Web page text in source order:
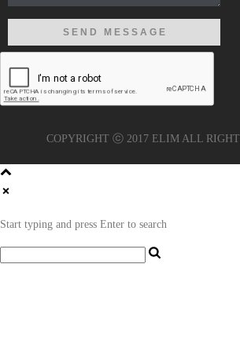
COPYRIGHT ⓒ 2017 ELIM ALL
Start typing and press Enter to search